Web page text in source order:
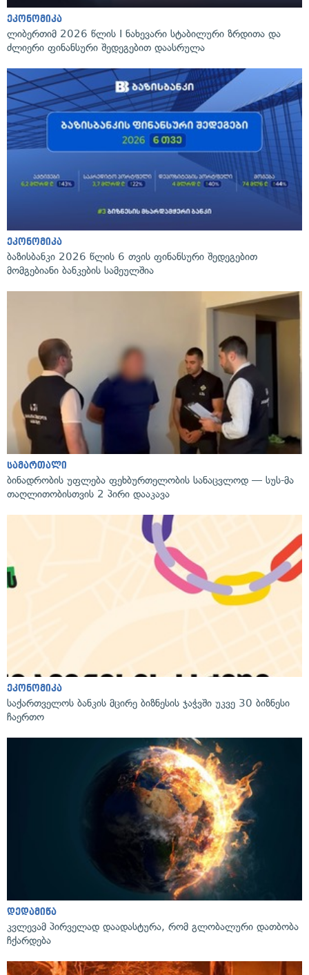
ეკონომიკა
ლიბერთიმ 2026 წლის I ნახევარი სტაბილური ზრდითა და
ძლიერი ფინანსური შედეგებით დაასრულა
ეკონომიკა
ბაზისბანკი 2026 წლის 6 თვის ფინანსური შედეგებით
მომგებიანი ბანკების სამეულშია
სამართალი
ბინადრობის უფლება ფეხბურთელობის სანაცვლოდ — სუს-მა
თაღლითობისთვის 2 პირი დააკავა
ეკონომიკა
საქართველოს ბანკის მცირე ბიზნესის ჯაჭვში უკვე 30 ბიზნესი
ჩაერთო
დედამიწა
კვლევამ პირველად დაადასტურა, რომ გლობალური დათბობა
ჩქარდება